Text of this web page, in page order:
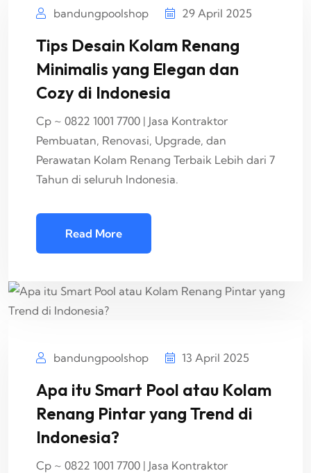
bandungpoolshop 29 April 2025
Tips Desain Kolam Renang
Minimalis yang Elegan dan
Cozy di Indonesia
Cp ~ 0822 1001 7700 | Jasa Kontraktor
Pembuatan, Renovasi, Upgrade, dan
Perawatan Kolam Renang Terbaik Lebih dari 7
Tahun di seluruh Indonesia.
Read More
bandungpoolshop 13 April 2025
Apa itu Smart Pool atau Kolam
Renang Pintar yang Trend di
Indonesia?
Cp ~ 0822 1001 7700 | Jasa Kontraktor